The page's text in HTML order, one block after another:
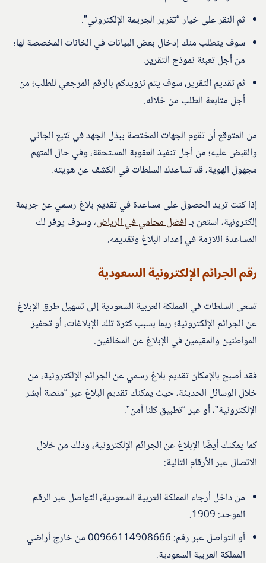
ثم النقر على خيار “تقرير الجريمة الإلكتروني”.
سوف يتطلب منك إدخال بعض البيانات في الخانات المخصصة لها؛
من أجل تعبئة نموذج التقرير.
ثم تقديم التقرير، سوف يتم تزويدكم بالرقم المرجعي للطلب؛ من
أجل متابعة الطلب من خلاله.
من المتوقع أن تقوم الجهات المختصة ببذل الجهد في تتبع الجاني
والقبض عليه؛ من أجل تنفيذ العقوبة المستحقة، وفي حال المتهم
مجهول الهوية، قد تساعدك السلطات في الكشف عن هويته.
إذا كنت تريد الحصول على مساعدة في تقديم بلاغ رسمي عن جريمة
إلكترونية، استعن بـافضل محامي في الرياض، وسوف يوفر لك
المساعدة اللازمة في إعداد البلاغ وتقديمه.
رقم الجرائم الإلكترونية السعودية
تسعى السلطات في المملكة العربية السعودية إلى تسهيل طرق الإبلاغ
عن الجرائم الإلكترونية؛ ربما بسبب كثرة تلك الإبلاغات، أو تحفيز
المواطنين والمقيمين في الإبلاغ عن المخالفين.
فقد أصبح بالإمكان تقديم بلاغ رسمي عن الجرائم الإلكترونية، من
خلال الوسائل الحديثة، حيث يمكنك تقديم البلاغ عبر “منصة أبشر
الإلكترونية”، أو عبر “تطبيق كلنا آمن”.
كما يمكنك أيضًا الإبلاغ عن الجرائم الإلكترونية، وذلك من خلال
الاتصال عبر الأرقام التالية:
من داخل أرجاء المملكة العربية السعودية، التواصل عبر الرقم
الموحد: 1909.
أو التواصل عبر رقم: 00966114908666 من خارج أراضي
المملكة العربية السعودية.